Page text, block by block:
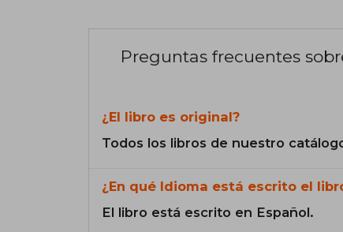
Preguntas frecuentes
¿El libro es original?
Todos los libros de nuestro
¿En qué Idioma está escrito el
El libro está escrito en Español.